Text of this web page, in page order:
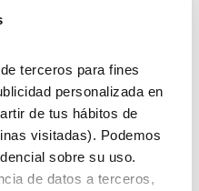
terceros para fines
personalizada en
de tus hábitos de
visitadas). Podemos
sobre su uso.
de datos a terceros,
Esto nos
ya
las tapas
muchos
en una